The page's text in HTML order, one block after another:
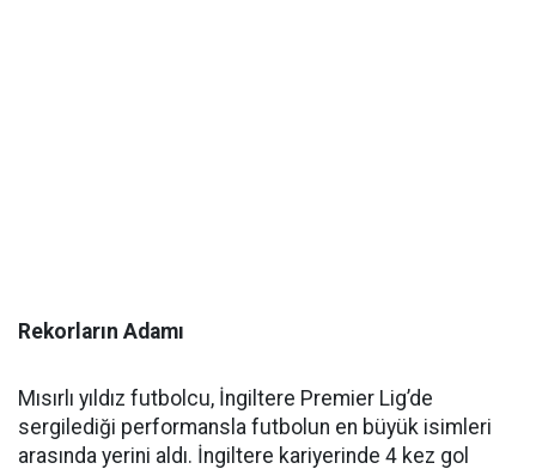
Rekorların Adamı
Mısırlı yıldız futbolcu, İngiltere Premier Lig’de
sergilediği performansla futbolun en büyük isimleri
arasında yerini aldı. İngiltere kariyerinde 4 kez gol